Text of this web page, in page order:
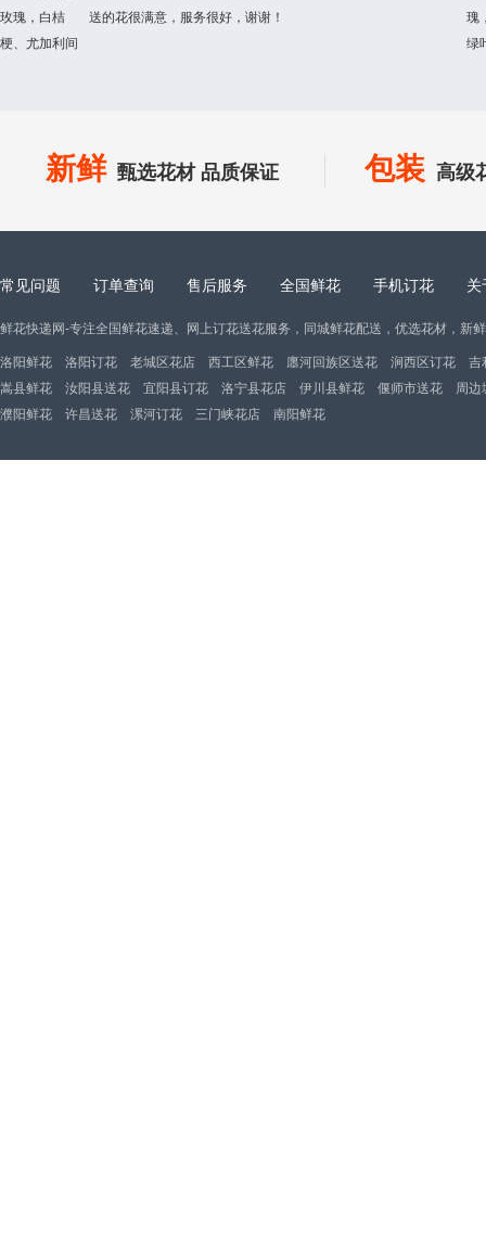
送的花很满意，服务很好，谢谢！
新鲜 甄选花材 品质保证 包装 高级
常见问题 订单查询 售后服务 全国鲜花 手机订花 关
鲜花快递网-专注全国鲜花速递、网上订花送花服务，同城鲜花配送，优选花材，新
洛阳鲜花 洛阳订花 老城区花店 西工区鲜花 廛河回族区送花 涧西区订花
吉
嵩县鲜花
汝阳县送花 宜阳县订花 洛宁县花店 伊川县鲜花 偃师市送花
周边
濮阳鲜花
许昌送花 漯河订花 三门峡花店 南阳鲜花